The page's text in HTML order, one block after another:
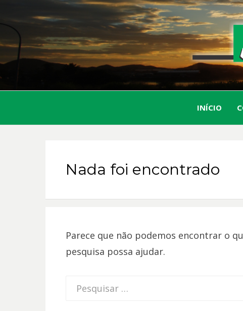
INÍCIO
Nada foi encontrado
Parece que não podemos encontrar o
pesquisa possa ajudar.
Procurar